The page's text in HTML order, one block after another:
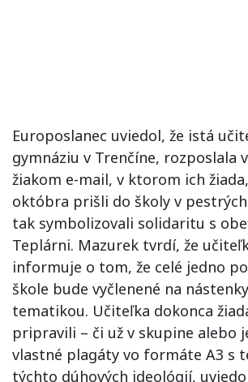
Europoslanec uviedol, že istá
gymnáziu v Trenčíne, rozposlala
žiakom e-mail, v ktorom ich
októbra prišli do školy v
tak symbolizovali solidaritu s
Teplárni. Mazurek tvrdí, že
informuje o tom, že celé jedno
škole bude vyčlenené na
tematikou. Učiteľka dokonca
pripravili – či už v skupine alebo
vlastné plagáty vo formáte A3 s
týchto dúhových ideológií,